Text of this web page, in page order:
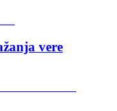
vere